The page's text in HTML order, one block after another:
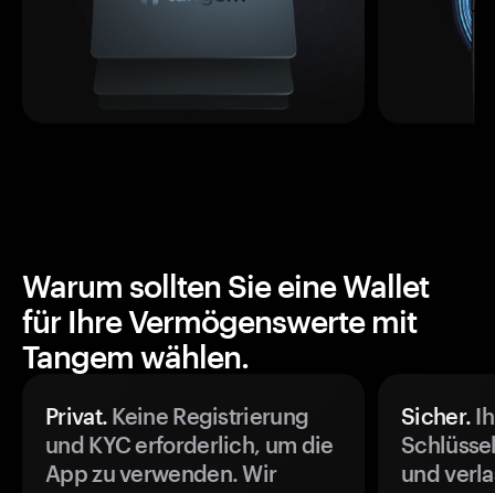
Warum sollten Sie eine Wallet
für Ihre Vermögenswerte mit
Tangem wählen.
Privat. Keine Registrierung
und KYC erforderlich, um die
App zu verwenden. Wir
Sicher.
und